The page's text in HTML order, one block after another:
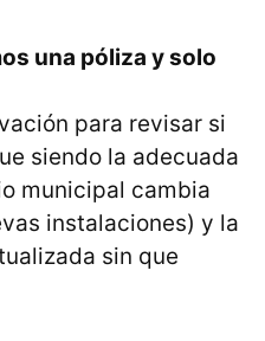
una póliza y solo
para revisar si
siendo la adecuada
municipal cambia
instalaciones) y la
sin que